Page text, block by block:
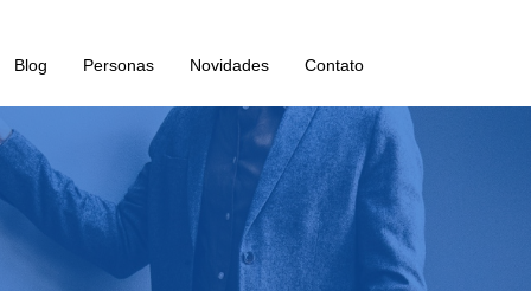
Blog Personas Novidades Contato